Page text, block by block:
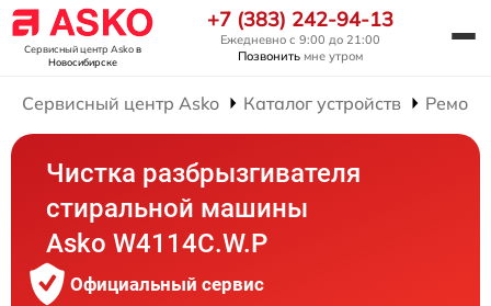
Сервисный центр Askoв
Новосибирске
+7 (383) 242-94-13
Ежедневно с 9:00 до 21:00
Позвонить мне утром
Сервисный центр Asko Каталог устройств
Чистка разбрызгивателя
стиральной машины
Asko W4114C.W.P
Официальный сервис